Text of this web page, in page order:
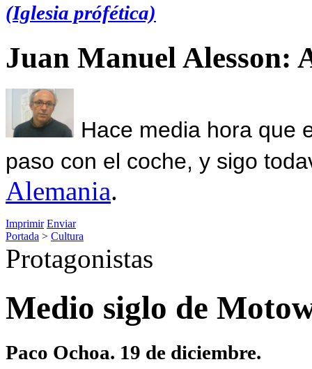
(Iglesia prófética)
Juan Manuel Alesson:
Hace media hora que
paso con el coche, y sigo
Alemania.
Imprimir Enviar
Portada > Cultura
Protagonistas
Medio siglo de
Paco Ochoa. 19 de diciembre.